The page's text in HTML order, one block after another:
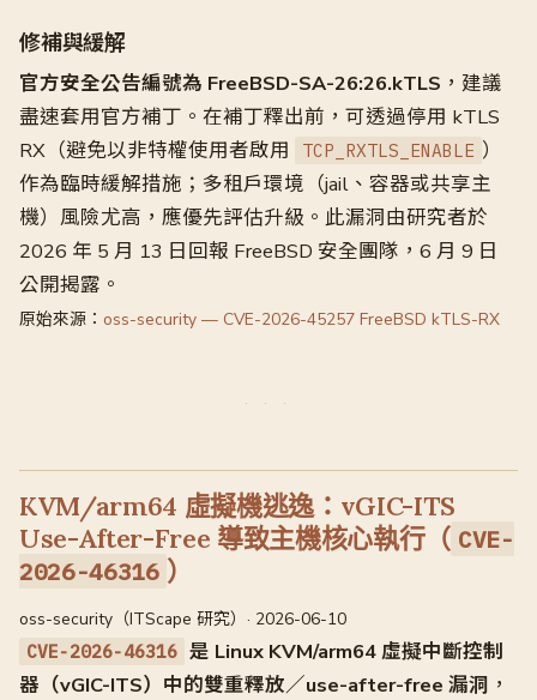
修補與緩解
官方安全公告編號為 FreeBSD-SA-26:26.kTLS ，建議
盡速套用官方補丁。在補丁釋出前，可透過停用 kTLS
RX（避免以非特權使用者啟用
TCP_RXTLS_ENABLE ）
作為臨時緩解措施；多租戶環境（jail、容器或共享主
機）風險尤高，應優先評估升級。此漏洞由研究者於
2026 年 5 月 13 日回報 FreeBSD 安全團隊，6 月 9 日
公開揭露。
原始來源： oss-security — CVE-2026-45257 FreeBSD kTLS-RX
KVM/arm64 虛擬機逃逸：vGIC-ITS
Use-After-Free 導致主機核心執行（ CVE-
2026-46316 ）
oss-security（ITScape 研究）· 2026-06-10
CVE-2026-46316 是 Linux KVM/arm64 虛擬中斷控制
器（vGIC-ITS）中的雙重釋放／use-after-free 漏洞 ，